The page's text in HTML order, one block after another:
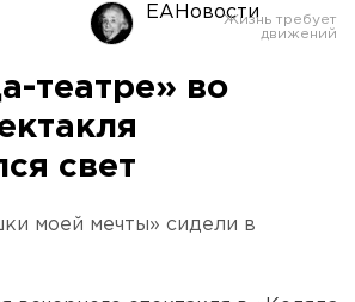
Оренбург
ЕАНовости
театре» во
свет
моей мечты» сидели в